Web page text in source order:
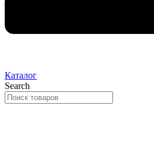
Каталог
Search